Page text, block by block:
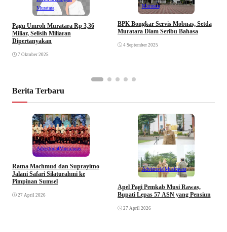
Muratara
Pagu Umroh Muratara Rp 3,36
Miliar, Selisih Miliaran
Dipertanyakan
7 Oktober 2025
Muratara
BPK Bongkar Servis Mobnas, Setda
Muratara Diam Seribu Bahasa
4 September 2025
Berita Terbaru
AdvertorialMusirawas
Ratna Machmud dan Suprayitno
Jalani Safari Silaturahmi ke
Pimpinan Sumsel
27 April 2026
AdvertorialMusirawas
Apel Pagi Pemkab Musi Rawas,
Bupati Lepas 57 ASN yang Pensiun
27 April 2026